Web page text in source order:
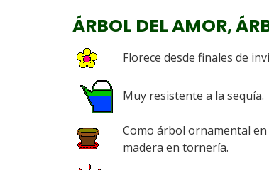
ÁRBOL DEL AMOR,
Florece desde finales de
Muy resistente a la sequía.
Como árbol ornamental en
madera en tornería.